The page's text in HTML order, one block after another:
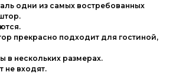
одни из самых востребованных
прекрасно подходит для гостиной,
в нескольких размерах.
не входят.